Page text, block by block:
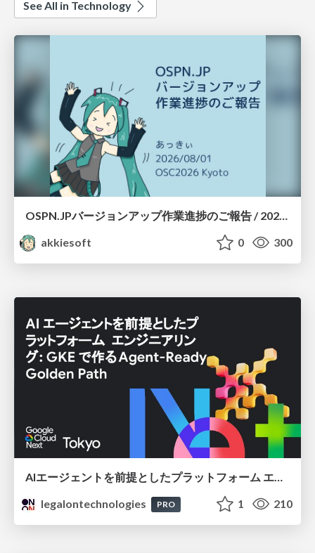
See All in Technology
akkiesoft
0 300
AIエージェントを前提としたプラットフォーム エンジニアリング：GKEで作るAgent-Ready Golden Path
legalontechnologies
PRO 1 210